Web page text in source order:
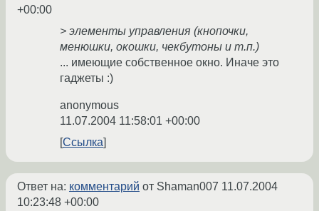
+00:00
> элементы управления (кнопочки,
менюшки, окошки, чекбутоны и т.п.)
... имеющие собственное окно. Иначе это
гаджеты :)
anonymous
11.07.2004 11:58:01 +00:00
Ссылка
Ответ на: комментарий от Shaman007 11.07.2004
10:23:48 +00:00